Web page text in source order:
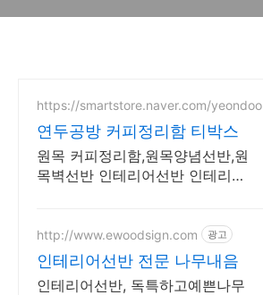
https://smartstore.naver.com/yeondoo
연두공방 커피정리함 티박스
원목 커피정리함,원목양념선반,원
목벽선반 인테리어선반 인테리어
http://www.ewoodsign.com 광고
인테리어선반 전문 나무내음
인테리어선반, 독특하고예쁜나무